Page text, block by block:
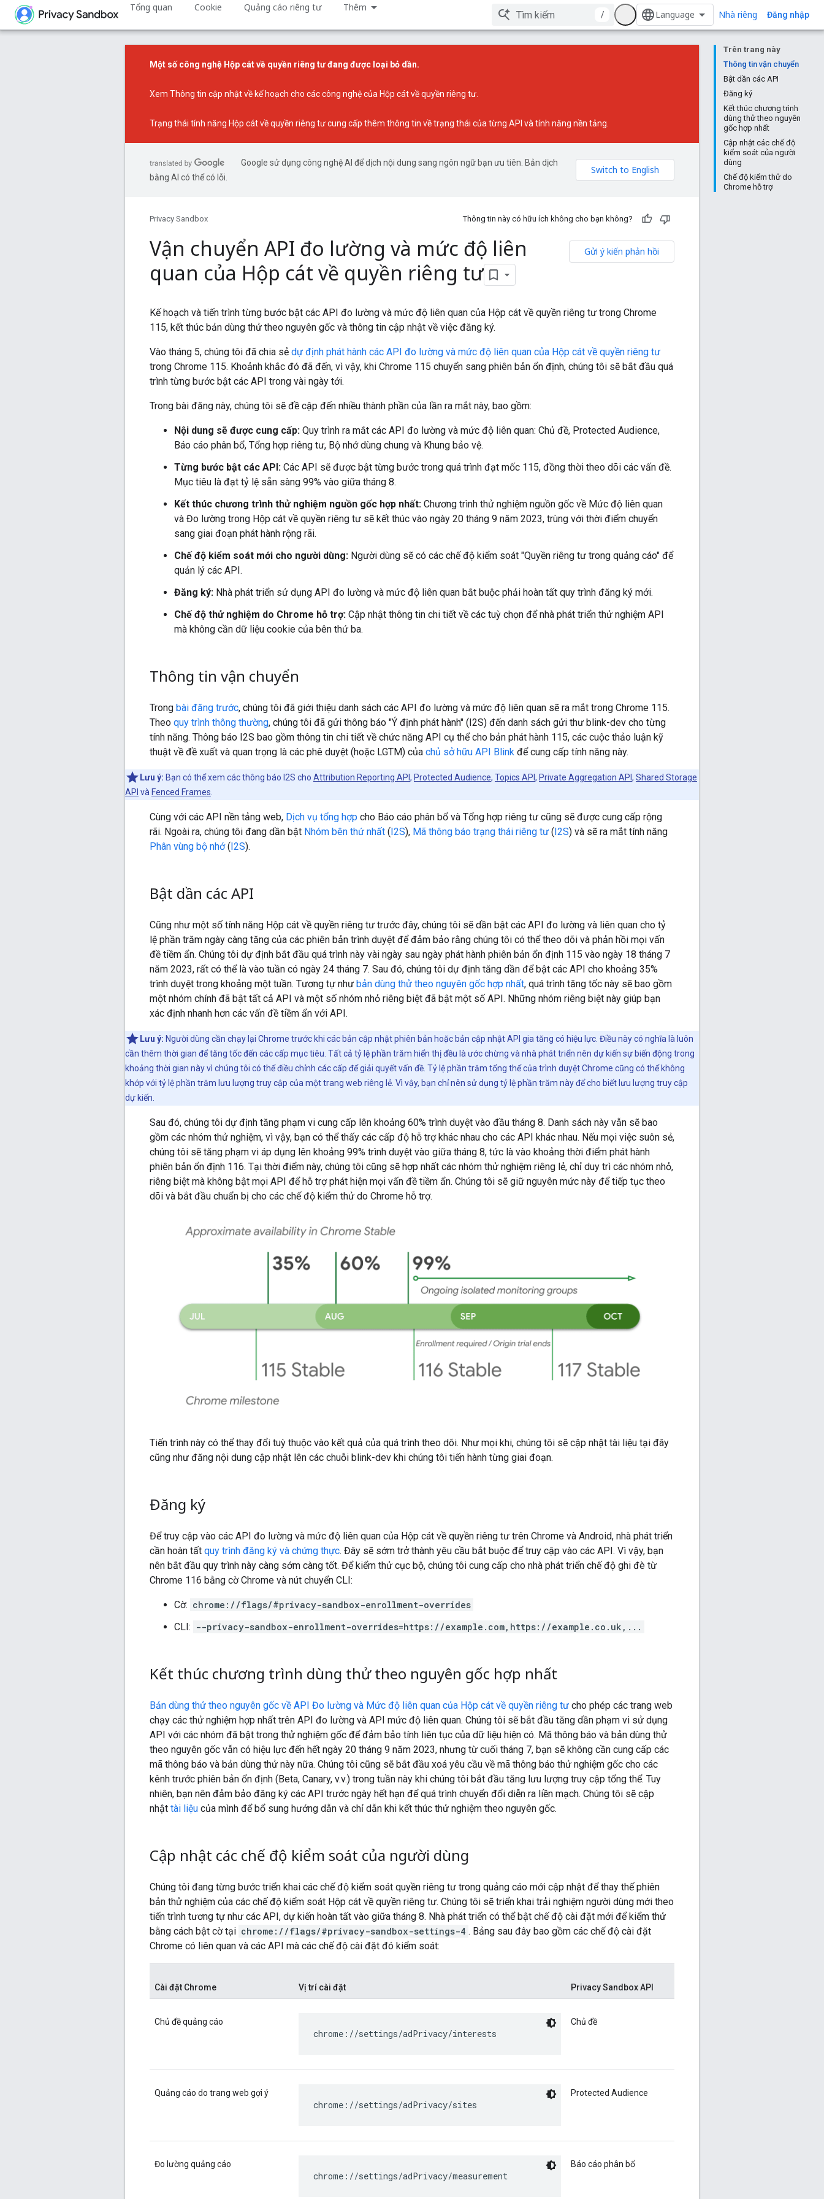
Tổng quan Cookie Quảng cáo riêng tư Thêm
/ Nhà riêng Đăng nhập
Trên trang này
Thông tin vận chuyển
Bật dần các API
Đăng ký
Kết thúc chương trình
dùng thử theo nguyên
gốc hợp nhất
Cập nhật các chế độ
kiểm soát của người
dùng
Chế độ kiểm thử do
Chrome hỗ trợ
Một số công nghệ Hộp cát về quyền riêng tư đang được loại bỏ dần.
Xem Thông tin cập nhật về kế hoạch cho các công nghệ của Hộp cát về quyền riêng tư
Trạng thái tính năng Hộp cát về quyền riêng tưcung cấp thêm thông tin về trạng thái của từng API và tính năng nền tảng.
Google sử dụng công nghệ AI để dịch nội dung sang ngôn ngữ bạn ưu tiên. Bản dịch
bằng AI có thể có lỗi.
Privacy Sandbox Thông tin này có hữu ích không cho bạn không?
Gửi ý kiến phản hồi
Vận chuyển API đo lường và mức độ liên
quan của Hộp cát về quyền riêng tư
Kế hoạch và tiến trình từng bước bật các API đo lường và mức độ liên quan của Hộp cát về quyền riêng tư trong Chrome
115, kết thúc bản dùng thử theo nguyên gốc và thông tin cập nhật về việc đăng ký.
Vào tháng 5, chúng tôi đã chia sẻ dự định phát hành các API đo lường và mức độ liên quan của Hộp cát về quyền riêng tư
trong Chrome 115. Khoảnh khắc đó đã đến, vì vậy, khi Chrome 115 chuyển sang phiên bản ổn định, chúng tôi sẽ bắt đầu quá
trình từng bước bật các API trong vài ngày tới.
Trong bài đăng này, chúng tôi sẽ đề cập đến nhiều thành phần của lần ra mắt này, bao gồm:
Nội dung sẽ được cung cấp: Quy trình ra mắt các API đo lường và mức độ liên quan: Chủ đề, Protected Audience,
Báo cáo phân bổ, Tổng hợp riêng tư, Bộ nhớ dùng chung và Khung bảo vệ.
Từng bước bật các API: Các API sẽ được bật từng bước trong quá trình đạt mốc 115, đồng thời theo dõi các vấn đề.
Mục tiêu là đạt tỷ lệ sẵn sàng 99% vào giữa tháng 8.
Kết thúc chương trình thử nghiệm nguồn gốc hợp nhất: Chương trình thử nghiệm nguồn gốc về Mức độ liên quan
và Đo lường trong Hộp cát về quyền riêng tư sẽ kết thúc vào ngày 20 tháng 9 năm 2023, trùng với thời điểm chuyển
sang giai đoạn phát hành rộng rãi.
Chế độ kiểm soát mới cho người dùng: Người dùng sẽ có các chế độ kiểm soát "Quyền riêng tư trong quảng cáo" để
quản lý các API.
Đăng ký: Nhà phát triển sử dụng API đo lường và mức độ liên quan bắt buộc phải hoàn tất quy trình đăng ký mới.
Chế độ thử nghiệm do Chrome hỗ trợ: Cập nhật thông tin chi tiết về các tuỳ chọn để nhà phát triển thử nghiệm API
mà không cần dữ liệu cookie của bên thứ ba.
Thông tin vận chuyển
Trong bài đăng trước, chúng tôi đã giới thiệu danh sách các API đo lường và mức độ liên quan sẽ ra mắt trong Chrome 115.
Theo quy trình thông thường, chúng tôi đã gửi thông báo "Ý định phát hành" (I2S) đến danh sách gửi thư blink-dev cho từng
tính năng. Thông báo I2S bao gồm thông tin chi tiết về chức năng API cụ thể cho bản phát hành 115, các cuộc thảo luận kỹ
thuật về đề xuất và quan trọng là các phê duyệt (hoặc LGTM) của chủ sở hữu API Blink để cung cấp tính năng này.
Lưu ý: Bạn có thể xem các thông báo I2S cho Attribution Reporting API , Protected Audience, Topics API , Private Aggregation API , Shared Storage
API và Fenced Frames.
Cùng với các API nền tảng web, Dịch vụ tổng hợp cho Báo cáo phân bổ và Tổng hợp riêng tư cũng sẽ được cung cấp rộng
rãi. Ngoài ra, chúng tôi đang dần bật Nhóm bên thứ nhất ( I2S), Mã thông báo trạng thái riêng tư ( I2S) và sẽ ra mắt tính năng
Phân vùng bộ nhớ( I2S).
Bật dần các API
Cũng như một số tính năng Hộp cát về quyền riêng tư trước đây, chúng tôi sẽ dần bật các API đo lường và liên quan cho tỷ
lệ phần trăm ngày càng tăng của các phiên bản trình duyệt để đảm bảo rằng chúng tôi có thể theo dõi và phản hồi mọi vấn
đề tiềm ẩn. Chúng tôi dự định bắt đầu quá trình này vài ngày sau ngày phát hành phiên bản ổn định 115 vào ngày 18 tháng 7
năm 2023, rất có thể là vào tuần có ngày 24 tháng 7. Sau đó, chúng tôi dự định tăng dần để bật các API cho khoảng 35%
trình duyệt trong khoảng một tuần. Tương tự như bản dùng thử theo nguyên gốc hợp nhất, quá trình tăng tốc này sẽ bao gồm
một nhóm chính đã bật tất cả API và một số nhóm nhỏ riêng biệt đã bật một số API. Những nhóm riêng biệt này giúp bạn
xác định nhanh hơn các vấn đề tiềm ẩn với API.
Lưu ý: Người dùng cần chạy lại Chrome trước khi các bản cập nhật phiên bản hoặc bản cập nhật API gia tăng có hiệu lực. Điều này có nghĩa là luôn
cần thêm thời gian để tăng tốc đến các cấp mục tiêu. Tất cả tỷ lệ phần trăm hiển thị đều là ước chừng và nhà phát triển nên dự kiến sự biến động trong
khoảng thời gian này vì chúng tôi có thể điều chỉnh các cấp để giải quyết vấn đề. Tỷ lệ phần trăm tổng thể của trình duyệt Chrome cũng có thể không
khớp với tỷ lệ phần trăm lưu lượng truy cập của một trang web riêng lẻ. Vì vậy, bạn chỉ nên sử dụng tỷ lệ phần trăm này để cho biết lưu lượng truy cập
dự kiến.
Sau đó, chúng tôi dự định tăng phạm vi cung cấp lên khoảng 60% trình duyệt vào đầu tháng 8. Danh sách này vẫn sẽ bao
gồm các nhóm thử nghiệm, vì vậy, bạn có thể thấy các cấp độ hỗ trợ khác nhau cho các API khác nhau. Nếu mọi việc suôn sẻ,
chúng tôi sẽ tăng phạm vi áp dụng lên khoảng 99% trình duyệt vào giữa tháng 8, tức là vào khoảng thời điểm phát hành
phiên bản ổn định 116. Tại thời điểm này, chúng tôi cũng sẽ hợp nhất các nhóm thử nghiệm riêng lẻ, chỉ duy trì các nhóm nhỏ,
riêng biệt mà không bật mọi API để hỗ trợ phát hiện mọi vấn đề tiềm ẩn. Chúng tôi sẽ giữ nguyên mức này để tiếp tục theo
dõi và bắt đầu chuẩn bị cho các chế độ kiểm thử do Chrome hỗ trợ.
Tiến trình này có thể thay đổi tuỳ thuộc vào kết quả của quá trình theo dõi. Như mọi khi, chúng tôi sẽ cập nhật tài liệu tại đây
cũng như đăng nội dung cập nhật lên các chuỗi blink-dev khi chúng tôi tiến hành từng giai đoạn.
Đăng ký
Để truy cập vào các API đo lường và mức độ liên quan của Hộp cát về quyền riêng tư trên Chrome và Android, nhà phát triển
cần hoàn tất quy trình đăng ký và chứng thực. Đây sẽ sớm trở thành yêu cầu bắt buộc để truy cập vào các API. Vì vậy, bạn
nên bắt đầu quy trình này càng sớm càng tốt. Để kiểm thử cục bộ, chúng tôi cung cấp cho nhà phát triển chế độ ghi đè từ
Chrome 116 bằng cờ Chrome và nút chuyển CLI:
Cờ: chrome://flags/#privacy-sandbox-enrollment-overrides
CLI: --privacy-sandbox-enrollment-overrides=https://example.com,https://example.co.uk,...
Kết thúc chương trình dùng thử theo nguyên gốc hợp nhất
Bản dùng thử theo nguyên gốc về API Đo lường và Mức độ liên quan của Hộp cát về quyền riêng tư cho phép các trang web
chạy các thử nghiệm hợp nhất trên API đo lường và API mức độ liên quan. Chúng tôi sẽ bắt đầu tăng dần phạm vi sử dụng
API với các nhóm đã bật trong thử nghiệm gốc để đảm bảo tính liên tục của dữ liệu hiện có. Mã thông báo và bản dùng thử
theo nguyên gốc vẫn có hiệu lực đến hết ngày 20 tháng 9 năm 2023, nhưng từ cuối tháng 7, bạn sẽ không cần cung cấp các
mã thông báo và bản dùng thử này nữa. Chúng tôi cũng sẽ bắt đầu xoá yêu cầu về mã thông báo thử nghiệm gốc cho các
kênh trước phiên bản ổn định (Beta, Canary, v.v.) trong tuần này khi chúng tôi bắt đầu tăng lưu lượng truy cập tổng thể. Tuy
nhiên, bạn nên đảm bảo đăng ký các API trước ngày hết hạn để quá trình chuyển đổi diễn ra liền mạch. Chúng tôi sẽ cập
nhật tài liệu của mình để bổ sung hướng dẫn và chỉ dẫn khi kết thúc thử nghiệm theo nguyên gốc.
Cập nhật các chế độ kiểm soát của người dùng
Chúng tôi đang từng bước triển khai các chế độ kiểm soát quyền riêng tư trong quảng cáo mới cập nhật để thay thế phiên
bản thử nghiệm của các chế độ kiểm soát Hộp cát về quyền riêng tư. Chúng tôi sẽ triển khai trải nghiệm người dùng mới theo
tiến trình tương tự như các API, dự kiến hoàn tất vào giữa tháng 8. Nhà phát triển có thể bật chế độ cài đặt mới để kiểm thử
bằng cách bật cờ tại chrome://flags/#privacy-sandbox-settings-4 . Bảng sau đây bao gồm các chế độ cài đặt
Chrome có liên quan và các API mà các chế độ cài đặt đó kiểm soát:
Cài đặt Chrome Vị trí cài đặt Privacy Sandbox API
Chủ đề quảng cáo Chủ đề
Quảng cáo do trang web gợi ý Protected Audience
Đo lường quảng cáo Báo cáo phân bổ